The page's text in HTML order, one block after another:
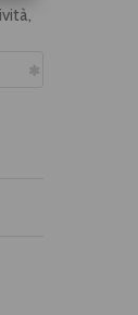
Buffoni